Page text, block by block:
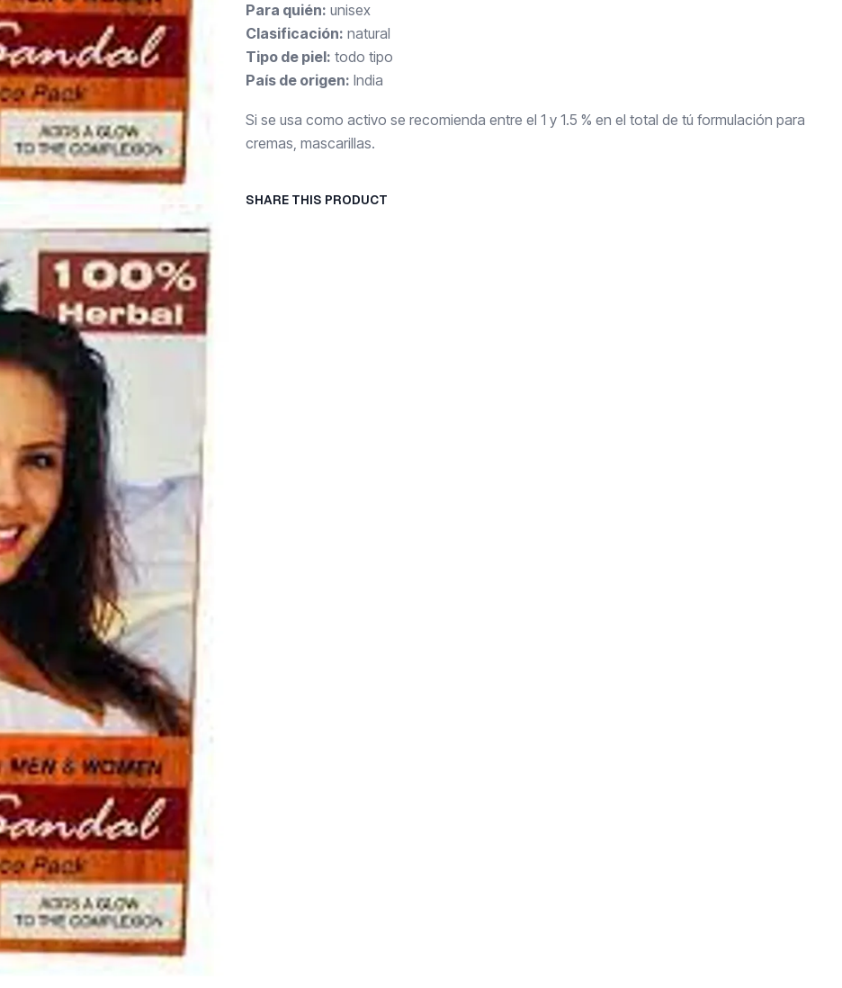
Para quién: unisex
Clasificación: natural
Tipo de piel: todo tipo
País de origen: India
Si se usa como activo se recomienda entre el 1 y 1.5 % en el total de tú formulación para
cremas, mascarillas.
SHARE THIS PRODUCT